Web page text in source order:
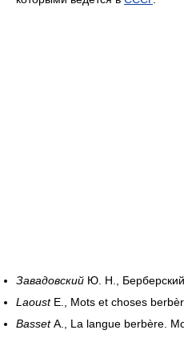
Завадовский Ю. Н.,
Laoust E., Mots et choses
BassetA., La langue berbère.